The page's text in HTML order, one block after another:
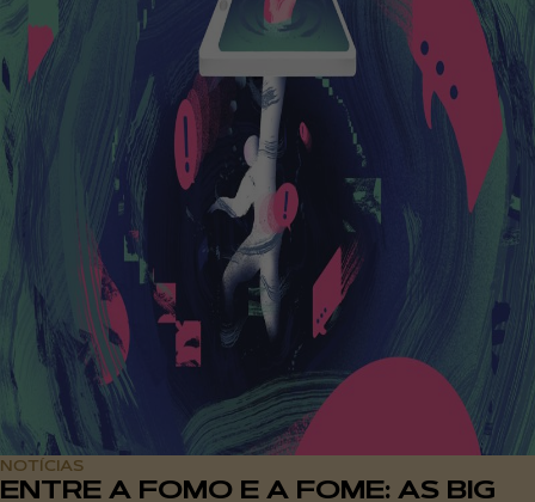
NOTÍCIAS
ENTRE A FOMO E A FOME: AS BIG